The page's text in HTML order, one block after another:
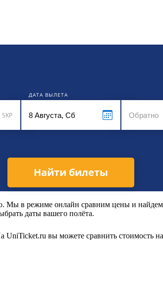
SKP
ДАТА ВЫЛЕТА
Найти билеты
Мы в режиме онлайн сравним цены и
даты вашего полёта.
вы можете сравнить стоимость на